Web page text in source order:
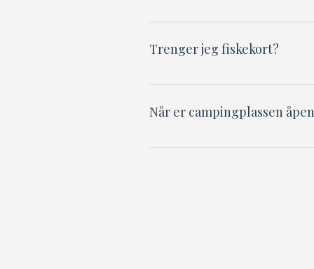
En døgnåpen matbutikk
Trenger jeg fiskekort?
Ingen fiskekort kreves!
Når er campingplassen
Softestadcamping er